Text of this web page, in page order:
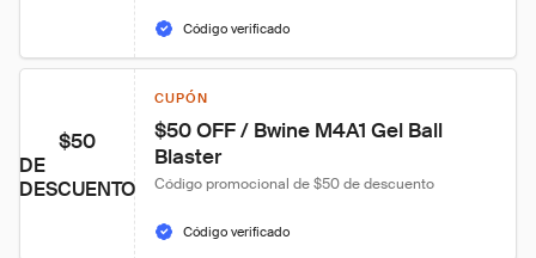
Código verificado
$50
DE
DESCUENTO
CUPÓN
$50 OFF / Bwine M4A1 Gel Ball
Blaster
Código promocional de $50 de descuento
Código verificado